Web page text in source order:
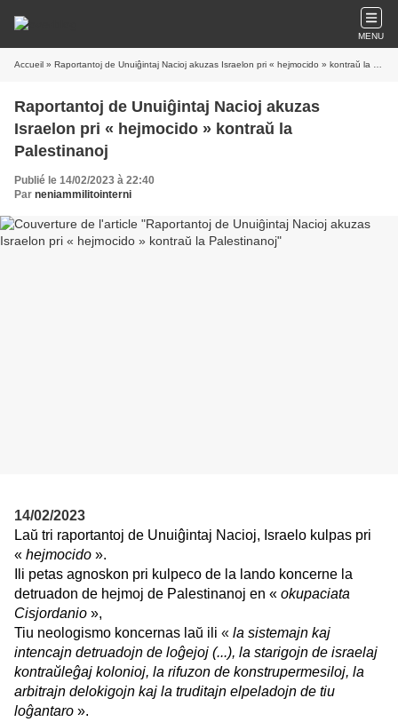
MENU
Accueil » Raportantoj de Unuiĝintaj Nacioj akuzas Israelon pri « hejmocido » kontraŭ la Palestinanoj
Raportantoj de Unuiĝintaj Nacioj akuzas
Israelon pri « hejmocido » kontraŭ la
Palestinanoj
Publié le 14/02/2023 à 22:40
Par neniammilitointerni
14/02/2023
Laŭ tri raportantoj de Unuiĝintaj Nacioj, Israelo kulpas pri
« hejmocido ».
Ili petas agnoskon pri kulpeco de la lando koncerne la
detruadon de hejmoj de Palestinanoj en « okupaciata
Cisjordanio »,
Tiu neologismo koncernas laŭ ili « la sistemajn kaj
intencajn detruadojn de loĝejoj (...), la starigojn de israelaj
kontraŭleĝaj kolonioj, la rifuzon de konstrupermesiloj, la
arbitrajn delokigojn kaj la truditajn elpeladojn de tiu
loĝantaro ».